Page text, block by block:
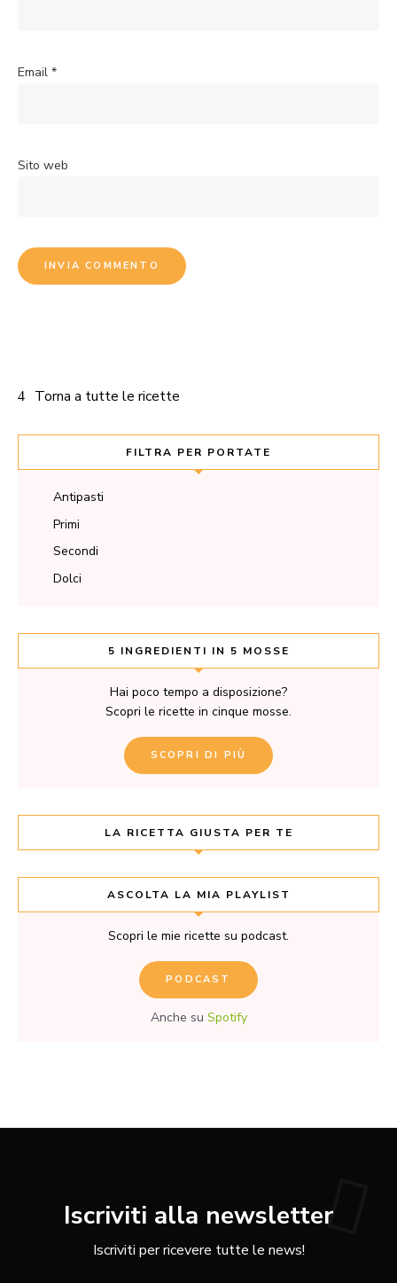
Email *
Sito web
Torna a tutte le ricette
FILTRA PER PORTATE
Antipasti
Primi
Secondi
Dolci
5 INGREDIENTI IN 5 MOSSE
Hai poco tempo a disposizione?
Scopri le ricette in cinque mosse.
SCOPRI DI PIÙ
LA RICETTA GIUSTA PER TE
ASCOLTA LA MIA PLAYLIST
Scopri le mie ricette su podcast.
PODCAST
Anche su Spotify
Iscriviti alla newsletter
Iscriviti per ricevere tutte le news!